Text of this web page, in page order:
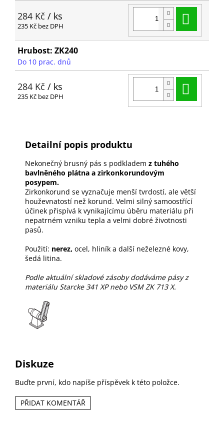
284 Kč / ks
235 Kč bez DPH
Hrubost: ZK240
Do 10 prac. dnů
284 Kč / ks
235 Kč bez DPH
Detailní popis produktu
Nekonečný brusný pás s podkladem z tuhého
bavlněného plátna a zirkonkorundovým
posypem.
Zirkonkorund se vyznačuje menší tvrdostí, ale větší
houževnatostí než korund. Velmi silný samoostřící
účinek přispívá k vynikajícímu úběru materiálu při
nepatrném vzniku tepla a velmi dobré životnosti
pasů.
Použití: nerez, ocel, hliník a další neželezné kovy,
šedá litina.
Podle aktuální skladové zásoby dodáváme pásy z
materiálu Starcke 341 XP nebo VSM ZK 713 X.
Diskuze
Buďte první, kdo napíše příspěvek k této položce.
PŘIDAT KOMENTÁŘ